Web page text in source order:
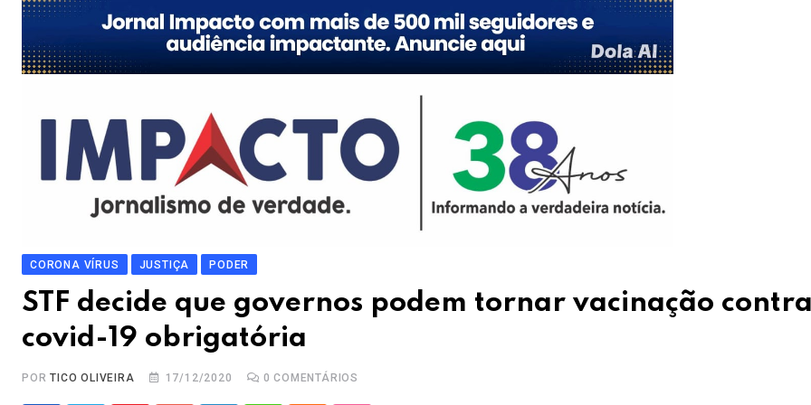
CORONA VÍRUS JUSTIÇA PODER
STF decide que governos podem tornar vacinação
covid-19 obrigatória
PORTICO OLIVEIRA 17/12/2020 0 COMENTÁRIOS